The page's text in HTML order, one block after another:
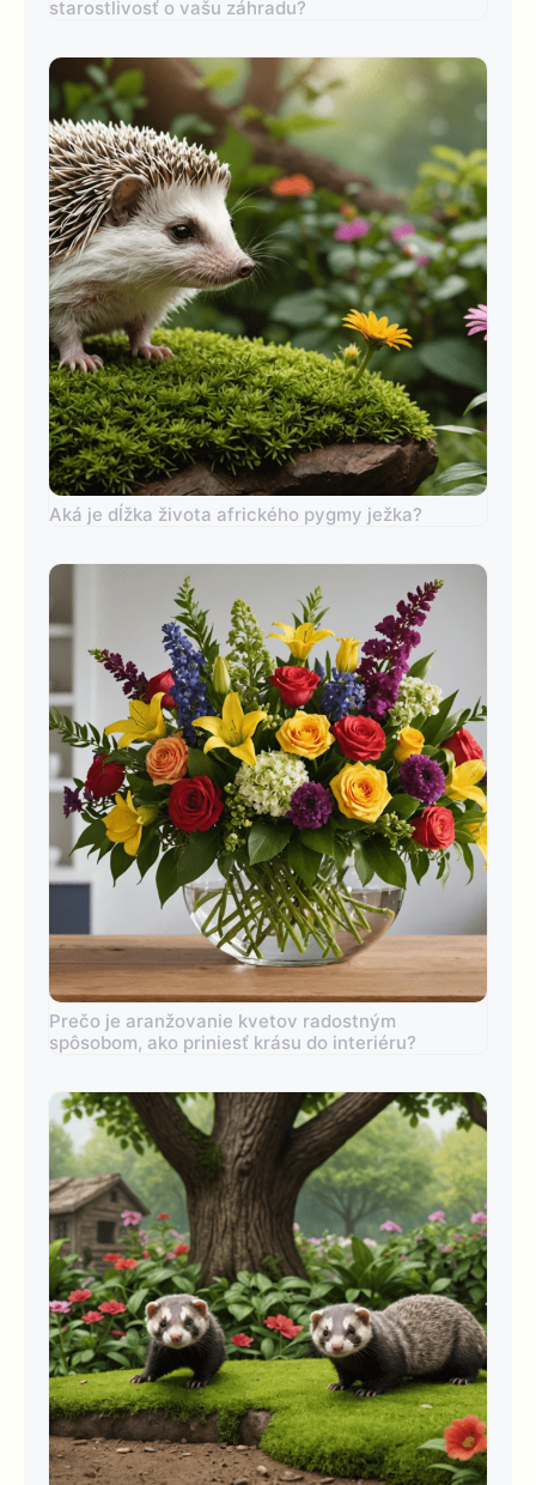
starostlivosť o vašu záhradu?
Aká je dĺžka života afrického pygmy ježka?
Prečo je aranžovanie kvetov radostným
spôsobom, ako priniesť krásu do interiéru?